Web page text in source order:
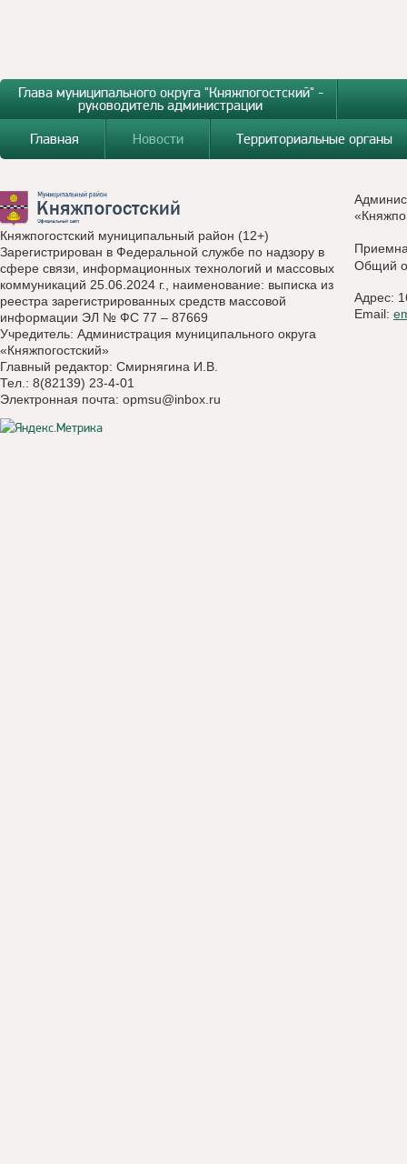
Глава муниципального округа "Княжпогостский" -
руководитель администрации
Главная
Новости Территориальные органы
Княжпогостский муниципальный район (12+)
Зарегистрирован в Федеральной службе по надзору в
сфере связи, информационных технологий и массовых
коммуникаций 25.06.2024 г., наименование: выписка из
реестра зарегистрированных средств массовой
информации ЭЛ № ФС 77 – 87669
Учредитель: Администрация муниципального округа
«Княжпогостский»
Главный редактор: Смирнягина И.В.
Тел.: 8(82139) 23-4-01
Электронная почта: opmsu@inbox.ru
Общий
Адрес:
Email: